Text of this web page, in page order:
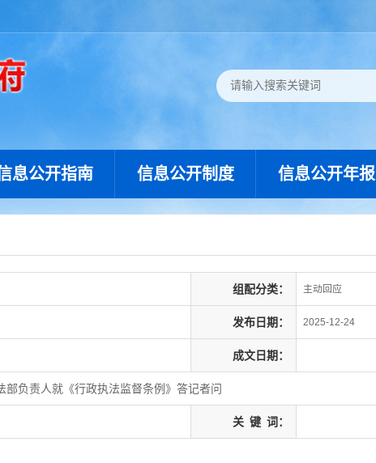
息公开指南 信息公开制度 信息公开年报
组配分类： 主动回应
发布日期： 2025-12-24
成文日期：
部负责人就《行政执法监督条例》答记者问
关 键 词：